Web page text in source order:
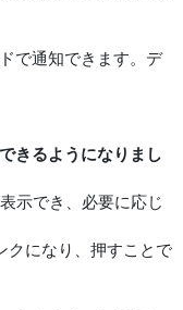
で通知できます。デ
きるようになりまし
示でき、必要に応じ
クになり、押すことで